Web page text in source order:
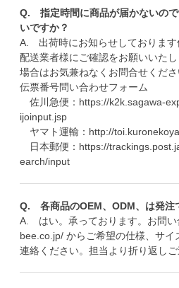
Q. 指定時間に商品が届かないの
いですか？
A. 出荷時にお知らせしております
配送業者様にご確認をお願いいた
場合はお気兼ねなくお問合せくださ
伝票番号問い合わせフォーム
佐川急便： https://k2k.sagawa-
ijoinput.jsp
ヤマト運輸： http://
日本郵便： https://
earch/input
Q. 各商品のOEM、ODM、は発注
A. はい。承っております。お問い
bee.co.jp/ からご希望の仕様、サ
連絡ください。担当より折り返しご